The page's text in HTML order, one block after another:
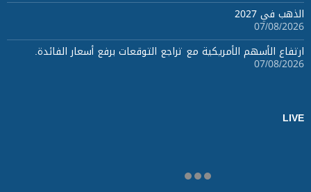
الذهب في 2027
07/08/2026
ارتفاع الأسهم الأمريكية مع تراجع التوقعات برفع أسعار الفائدة.
07/08/2026
LIVE